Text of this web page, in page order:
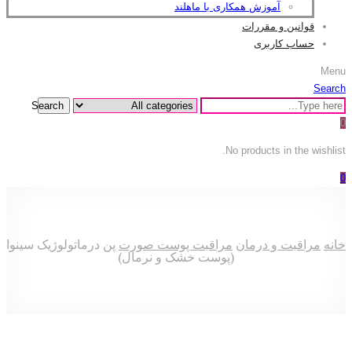
آموزش همکاری با ماهلند
قوانین و مقررات
حساب کاربری
Menu
Search
Search
0
No products in the wishlist.
0
خانه مراقبت و درمان مراقبت پوست صورت پن درماتولوژیک سینوا
(پوست خشک و نرمال)